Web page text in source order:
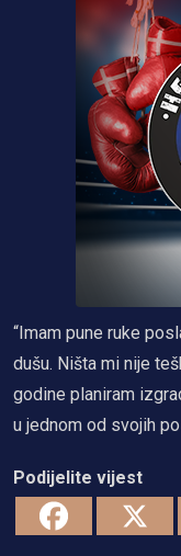
“Imam pune ruke
dušu. Ništa mi nije
godine planiram
u jednom od svojih
Podijelite vijest